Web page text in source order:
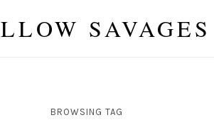
SAVAGES
BROWSING TAG